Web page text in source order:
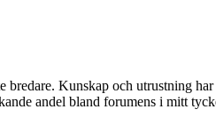
Kunskap och utrustning
andel bland forumens i mitt